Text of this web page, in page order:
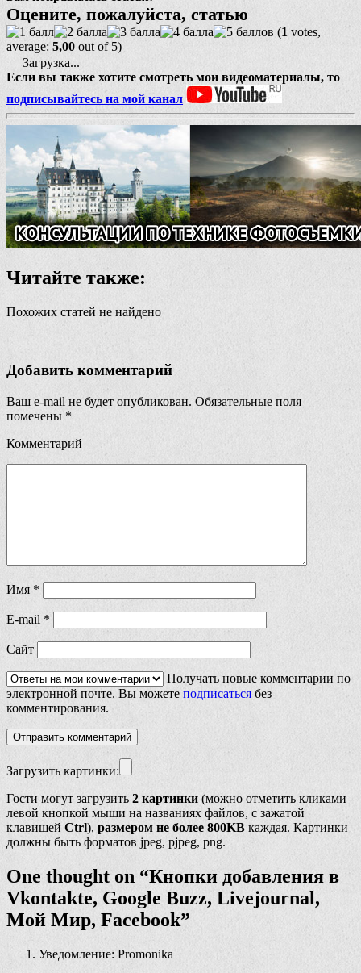
Оцените, пожалуйста, статью
(1 votes,
average: 5,00 out of 5)
Загрузка...
Если вы также хотите смотреть мои видеоматериалы, то
подписывайтесь на мой канал
Читайте также:
Похожих статей не найдено
Добавить комментарий
Ваш e-mail не будет опубликован. Обязательные поля
помечены *
Комментарий
Имя *
E-mail *
Сайт
Получать новые комментарии по
электронной почте. Вы можете подписаться без
комментирования.
Загрузить картинки:
Гости могут загрузить 2 картинки (можно отметить кликами
левой кнопкой мыши на названиях файлов, с зажатой
клавишей Ctrl), размером не более 800KB каждая. Картинки
должны быть форматов jpeg, pjpeg, png.
One thought on “Кнопки добавления в
Vkontakte, Google Buzz, Livejournal,
Мой Мир, Facebook”
Уведомление: Promonika